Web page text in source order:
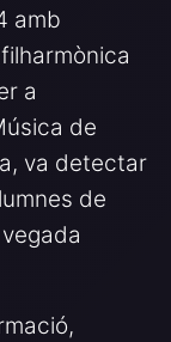
amb
a
de
va detectar
de